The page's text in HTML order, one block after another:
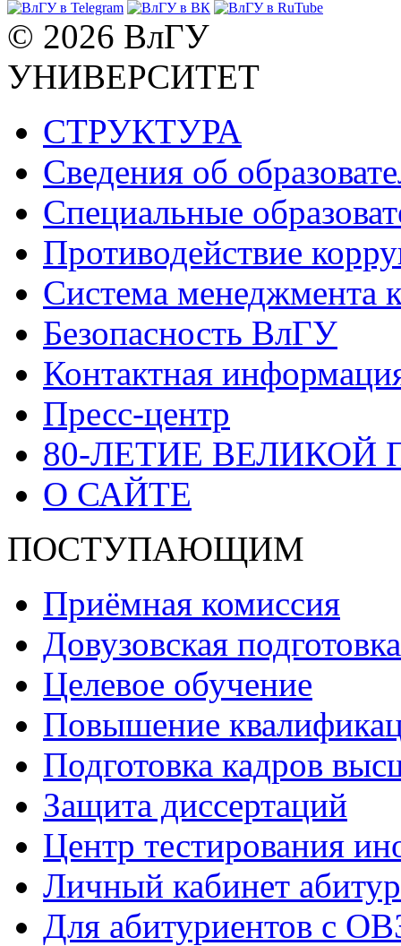
© 2026 ВлГУ
УНИВЕРСИТЕТ
СТРУКТУРА
Сведения об
Специальные
Противодействие
Система менеджмента
Безопасность ВлГУ
Контактная
Пресс-центр
80-ЛЕТИЕ ВЕЛИКОЙ
О САЙТЕ
ПОСТУПАЮЩИМ
Приёмная комиссия
Довузовская подготовка
Целевое обучение
Повышение
Подготовка кадров
Защита диссертаций
Центр тестирования
Личный кабинет
Для абитуриентов с